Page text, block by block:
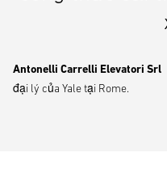
Antonelli Carrelli Elevatori Srl
đại lý của Yale tại Rome.